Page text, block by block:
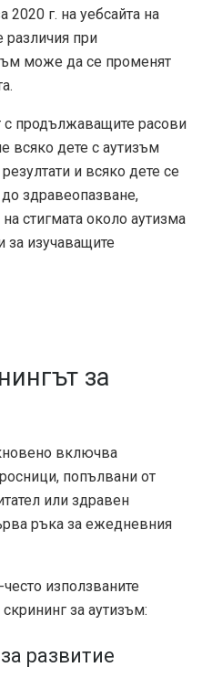
2020 г. на уебсайта на
различия при
може да се променят
с продължаващите расови
всяко дете с аутизъм
и всяко дете се
здравеопазване,
стигмата около аутизма
за изучаващите
за
включва
попълвани от
или здравен
ръка за ежедневния
използваните
за аутизъм:
развитие